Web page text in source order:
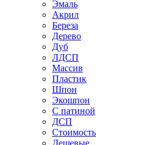
Эмаль
Акрил
Береза
Дерево
Дуб
ЛДСП
Массив
Пластик
Шпон
Экошпон
С патиной
ДСП
Стоимость
Дешевые